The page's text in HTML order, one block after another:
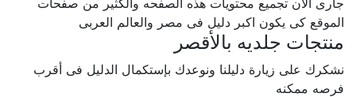
جارى الآن تجميع محتويات هذه الصفحه والكثير من صفحات
الموقع كى يكون اكبر دليل فى مصر والعالم العربى
منتجات جلديه بالأقصر
نشكرك على زيارة دليلنا ونوعدك بإستكمال الدليل فى أقرب
فرصه ممكنه